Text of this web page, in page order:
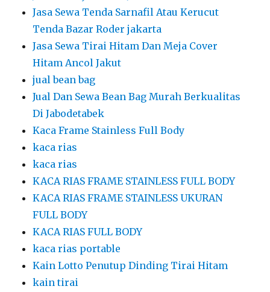
Jasa Sewa Tenda Sarnafil Atau Kerucut
Tenda Bazar Roder jakarta
Jasa Sewa Tirai Hitam Dan Meja Cover
Hitam Ancol Jakut
jual bean bag
Jual Dan Sewa Bean Bag Murah Berkualitas
Di Jabodetabek
Kaca Frame Stainless Full Body
kaca rias
kaca rias
KACA RIAS FRAME STAINLESS FULL BODY
KACA RIAS FRAME STAINLESS UKURAN
FULL BODY
KACA RIAS FULL BODY
kaca rias portable
Kain Lotto Penutup Dinding Tirai Hitam
kain tirai